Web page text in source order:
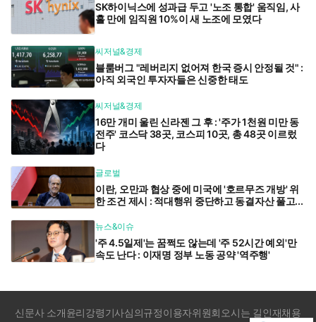
SK하이닉스에 성과급 두고 '노조 통합' 움직임, 사
흘 만에 임직원 10%이 새 노조에 모였다
씨저널&경제
블룸버그 "레버리지 없어져 한국 증시 안정될 것" :
아직 외국인 투자자들은 신중한 태도
씨저널&경제
16만 개미 울린 신라젠 그 후 : '주가 1천원 미만 동
전주' 코스닥 38곳, 코스피 10곳, 총 48곳 이르렀
다
글로벌
이란, 오만과 협상 중에 미국에 '호르무즈 개방' 위
한 조건 제시 : 적대행위 중단하고 동결자산 풀고...
뉴스&이슈
'주 4.5일제'는 꿈쩍도 않는데 '주 52시간 예외'만
속도 난다 : 이재명 정부 노동 공약 '역주행'
신문사 소개윤리강령기사심의규정이용자위원회 오시는 길인재채용